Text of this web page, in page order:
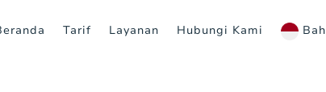
Tarif Layanan Hubungi Kami